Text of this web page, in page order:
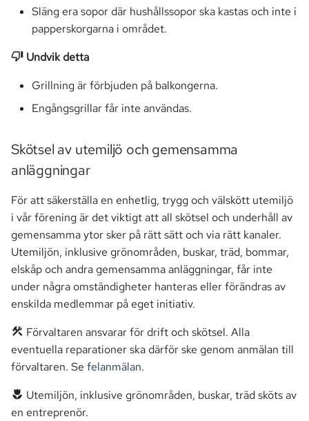
Släng era sopor där hushållssopor ska kastas och inte i
papperskorgarna i området.
Undvik detta
Grillning är förbjuden på balkongerna.
Engångsgrillar får inte användas.
Skötsel av utemiljö och gemensamma
anläggningar
För att säkerställa en enhetlig, trygg och välskött utemiljö
i vår förening är det viktigt att all skötsel och underhåll av
gemensamma ytor sker på rätt sätt och via rätt kanaler.
Utemiljön, inklusive grönområden, buskar, träd, bommar,
elskåp och andra gemensamma anläggningar, får inte
under några omständigheter hanteras eller förändras av
enskilda medlemmar på eget initiativ.
Förvaltaren ansvarar för drift och skötsel. Alla
eventuella reparationer ska därför ske genom anmälan till
förvaltaren. Se felanmälan.
Utemiljön, inklusive grönområden, buskar, träd sköts av
en entreprenör.